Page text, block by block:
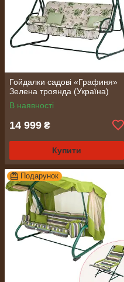
Гойдалки садові «Графиня»
Зелена троянда (Україна)
В наявності
14 999 ₴
Купити
Подарунок